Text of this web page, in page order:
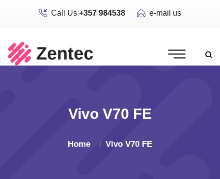
Call Us +357 984538 e-mail us
Vivo V70 FE
Home Vivo V70 FE